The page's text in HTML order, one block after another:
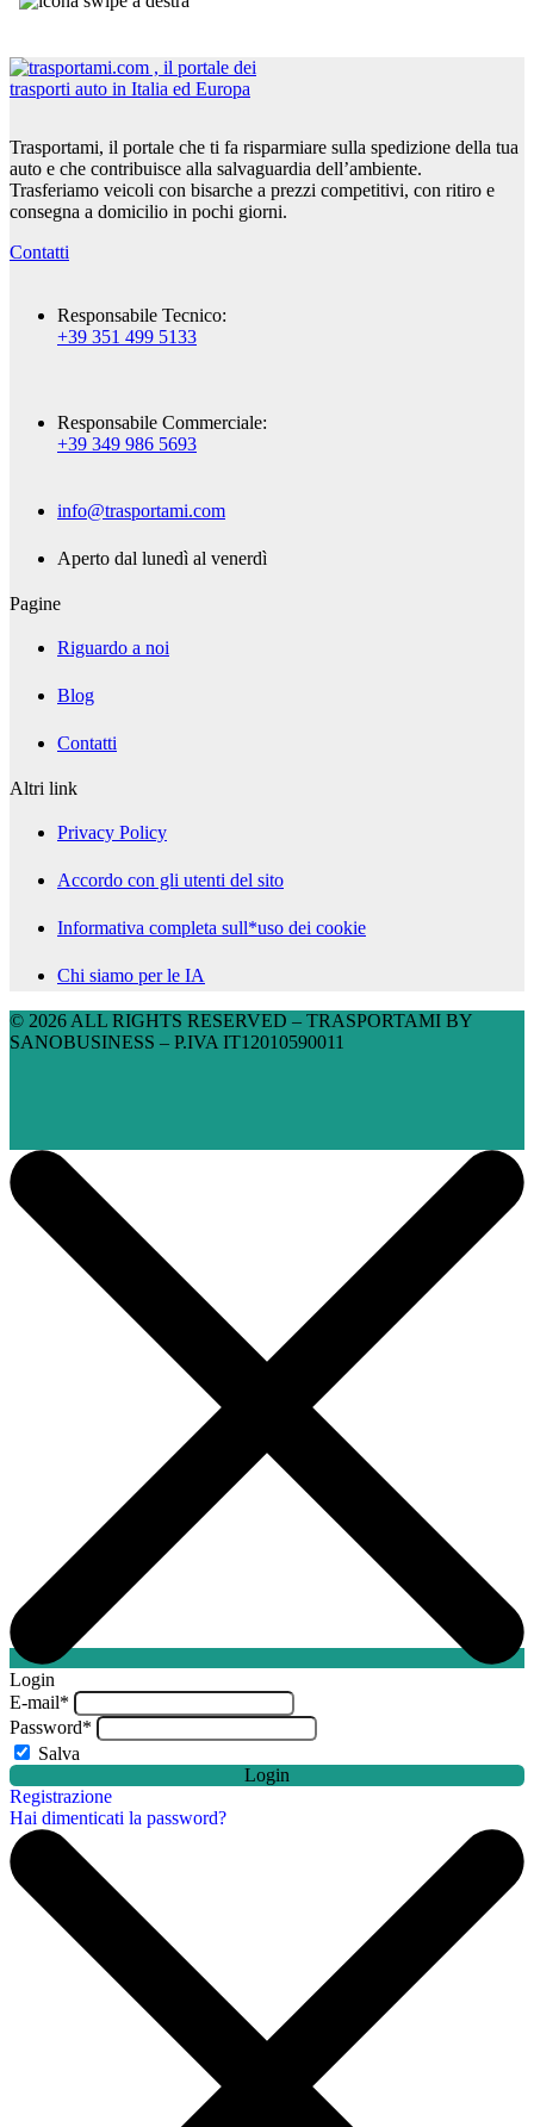
Trasportami, il portale che ti fa risparmiare sulla spedizione della tua
auto e che contribuisce alla salvaguardia dell’ambiente.
Trasferiamo veicoli con bisarche a prezzi competitivi, con ritiro e
consegna a domicilio in pochi giorni.
Contatti
Responsabile Tecnico:
+39 351 499 5133
Responsabile Commerciale:
+39 349 986 5693
info@trasportami.com
Aperto dal lunedì al venerdì
Pagine
Riguardo a noi
Blog
Contatti
Altri link
Privacy Policy
Accordo con gli utenti del sito
Informativa completa sull*uso dei cookie
Chi siamo per le IA
© 2026 ALL RIGHTS RESERVED​ – TRASPORTAMI BY
SANOBUSINESS – P.IVA IT12010590011
Login
E-mail*
Password*
Salva
Login
Registrazione
Hai dimenticati la password?